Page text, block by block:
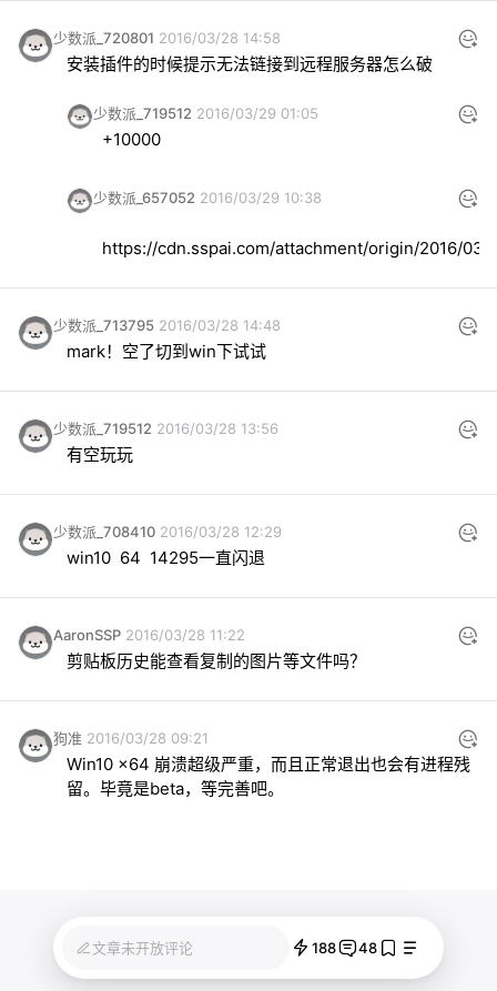
少数派_720801 2016/03/28 14:58
安装插件的时候提示无法链接到远程服务器怎么破
少数派_719512 2016/03/29 01:05
+10000
少数派_657052 2016/03/29 10:38
https://cdn.sspai.com/attachment/origin/2016/03/
少数派_713795 2016/03/28 14:48
mark！空了切到win下试试
少数派_719512 2016/03/28 13:56
有空玩玩
少数派_708410 2016/03/28 12:29
win10  64  14295一直闪退
AaronSSP 2016/03/28 11:22
剪贴板历史能查看复制的图片等文件吗？
狗准 2016/03/28 09:21
Win10 x64 崩溃超级严重，而且正常退出也会有进程残
留。毕竟是beta，等完善吧。
文章未开放评论 188 48